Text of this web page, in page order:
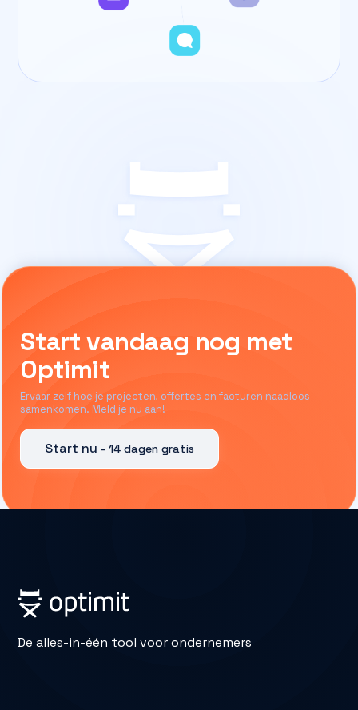
Start vandaag nog met
Optimit
Ervaar zelf hoe je projecten, offertes en facturen naadloos
samenkomen. Meld je nu aan!
Start nu - 14 dagen gratis
De alles-in-één tool voor ondernemers